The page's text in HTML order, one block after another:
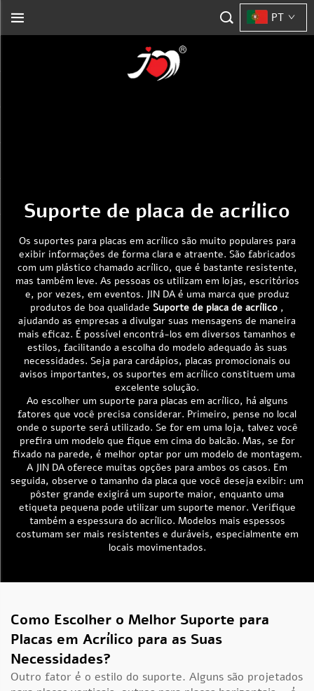
PT
Suporte de placa de acrílico
Os suportes para placas em acrílico são muito populares para
exibir informações de forma clara e atraente. São fabricados
com um plástico chamado acrílico, que é bastante resistente,
mas também leve. As pessoas os utilizam em lojas, escritórios
e, por vezes, em eventos. JIN DA é uma marca que produz
produtos de boa qualidade Suporte de placa de acrílico ,
ajudando as empresas a divulgar suas mensagens de maneira
mais eficaz. É possível encontrá-los em diversos tamanhos e
estilos, facilitando a escolha do modelo adequado às suas
necessidades. Seja para cardápios, placas promocionais ou
avisos importantes, os suportes em acrílico constituem uma
excelente solução.
Ao escolher um suporte para placas em acrílico, há alguns
fatores que você precisa considerar. Primeiro, pense no local
onde o suporte será utilizado. Se for em uma loja, talvez você
prefira um modelo que fique em cima do balcão. Mas, se for
fixado na parede, é melhor optar por um modelo de montagem.
A JIN DA oferece muitas opções para ambos os casos. Em
seguida, observe o tamanho da placa que você deseja exibir: um
pôster grande exigirá um suporte maior, enquanto uma
etiqueta pequena pode utilizar um suporte menor. Verifique
também a espessura do acrílico. Modelos mais espessos
costumam ser mais resistentes e duráveis, especialmente em
locais movimentados.
Como Escolher o Melhor Suporte para
Placas em Acrílico para as Suas
Necessidades?
Outro fator é o estilo do suporte. Alguns são projetados